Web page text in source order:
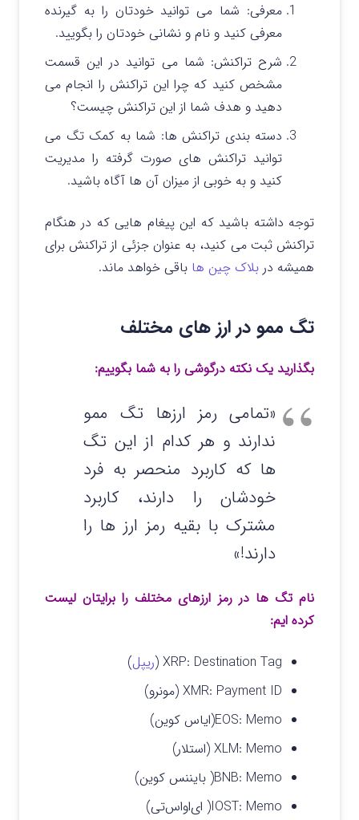
معرفی: شما می توانید خودتان را به گیرنده
معرفی کنید و نام و نشانی خودتان را بگویید.
شرح تراکنش: شما می توانید در این قسمت
مشخص کنید که چرا این تراکنش را انجام می
دهید و هدف شما از این تراکنش چیست؟
دسته بندی تراکنش ها: شما به کمک تگ می
توانید تراکنش های صورت گرفته را مدیریت
کنید و به خوبی از میزان آن ها آگاه باشید.
توجه داشته باشید که این پیغام هایی که در هنگام
تراکنش ثبت می کنید، به عنوان جزئی از تراکنش برای
همیشه در بلاک چین ها باقی خواهد ماند.
تگ ممو در ارز های مختلف
بگذارید یک نکته درگوشی را به شما بگوییم:
«تمامی رمز ارزها تگ ممو
ندارند و هر کدام از این تگ
ها که کاربرد منحصر به فرد
خودشان را دارند، کاربرد
مشترک با بقیه رمز ارز ها را
دارند!»
نام تگ ها در رمز ارزهای مختلف را برایتان لیست
کرده ایم:
XRP: Destination Tag ( ریپل)
XMR: Payment ID (مونرو)
EOS: Memo(ایاس کوین)
XLM: Memo (استلار)
BNB: Memo( بایننس کوین)
IOST: Memo( ای‌اواس‌تی)